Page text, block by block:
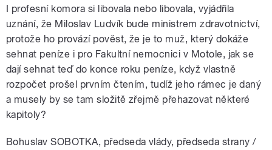
I profesní komora si libovala nebo libovala, vyjádřila
uznání, že Miloslav Ludvík bude ministrem zdravotnictví,
protože ho provází pověst, že je to muž, který dokáže
sehnat peníze i pro Fakultní nemocnici v Motole, jak se
dají sehnat teď do konce roku peníze, když vlastně
rozpočet prošel prvním čtením, tudíž jeho rámec je daný
a musely by se tam složitě zřejmě přehazovat některé
kapitoly?
Bohuslav SOBOTKA, předseda vlády, předseda strany /